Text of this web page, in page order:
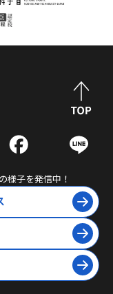
様子を発信中！